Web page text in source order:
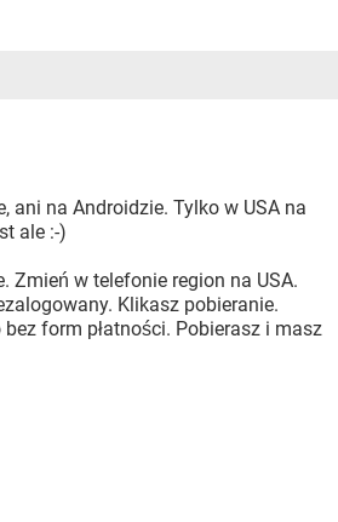
ani na Androidzie. Tylko w USA na
ale :-)
Zmień w telefonie region na USA.
Klikasz pobieranie.
form płatności. Pobierasz i masz